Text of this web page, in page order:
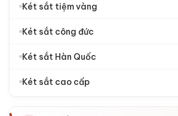
Két sắt tiệm vàng
Két sắt công đức
Két sắt Hàn Quốc
Két sắt cao cấp